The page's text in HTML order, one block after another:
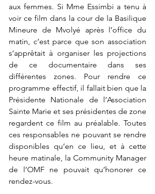
aux femmes. Si Mme Essimbi a tenu à
voir ce film dans la cour de la Basilique
Mineure de Mvolyé après l’office du
matin, c’est parce que son association
s’apprêtait à organiser les projections
de ce documentaire dans ses
différentes zones. Pour rendre ce
programme effectif, il fallait bien que la
Présidente Nationale de l’Association
Sainte Marie et ses présidentes de zone
regardent ce film au préalable. Toutes
ces responsables ne pouvant se rendre
disponibles qu’en ce lieu, et à cette
heure matinale, la Community Manager
de l’OMF ne pouvait qu’honorer ce
rendez-vous.